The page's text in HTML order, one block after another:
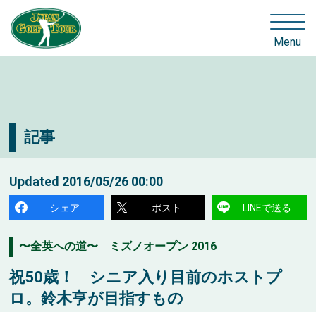
Menu
記事
Updated 2016/05/26 00:00
シェア ポスト LINEで送る
〜全英への道〜 ミズノオープン 2016
祝50歳！ シニア入り目前のホストプ
ロ。鈴木亨が目指すもの